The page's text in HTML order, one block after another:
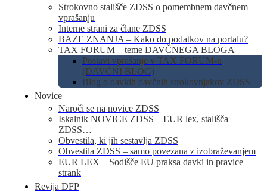
Strokovno stališče ZDSS o pomembnem davčnem
vprašanju
Interne strani za člane ZDSS
BAZE ZNANJA – Kako do podatkov na portalu?
TAX FORUM – teme DAVČNEGA BLOGA
Postavi vprašanje v TAX FORUM-u
(DAVČNI BLOG)
Blog o davkih davčnih strokovnjakov ZDSS
Novice
Naroči se na novice ZDSS
Iskalnik NOVICE ZDSS – EUR lex, stališča
ZDSS…
Obvestila, ki jih sestavlja ZDSS
Obvestila ZDSS – samo povezana z izobraževanjem
EUR LEX – Sodišče EU praksa davki in pravice
strank
Revija DFP